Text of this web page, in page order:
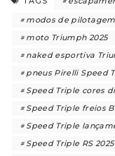
modos de
moto Triumph 2025
naked esportiva
pneus Pirelli Speed
Speed Triple cores
Speed Triple freios
Speed Triple
Speed Triple RS